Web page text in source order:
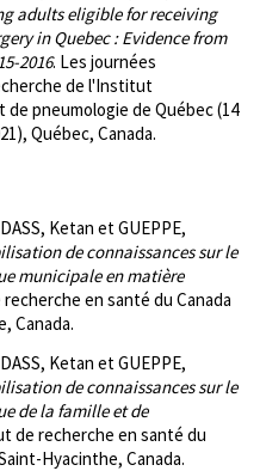
adults eligible for receiving
in Quebec : Evidence from
2016. Les journées
de l'Institut
pneumologie de Québec (14
Québec, Canada.
Ketan et GUEPPE,
de connaissances sur le
municipale en matière
en santé du Canada
Canada.
Ketan et GUEPPE,
de connaissances sur le
de la famille et de
de recherche en santé du
Hyacinthe, Canada.